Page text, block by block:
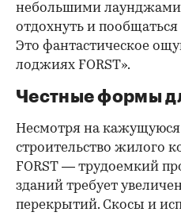
небольшими
отдохнуть и
Это фантастическое
лоджиях FORST».
Честные формы
Несмотря на кажущуюся
строительство жилого
FORST — трудоемкий
зданий требует
перекрытий. Скосы и